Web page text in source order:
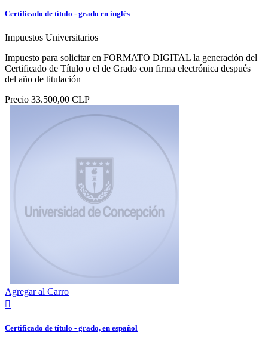
Certificado de título - grado en inglés
Impuestos Universitarios
Impuesto para solicitar en FORMATO DIGITAL la generación del
Certificado de Título o el de Grado con firma electrónica después
del año de titulación
Precio 33.500,00 CLP
Agregar al Carro

Certificado de título - grado, en español